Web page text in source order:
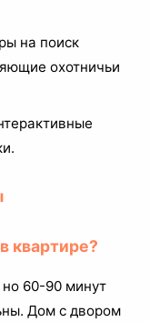
на поиск
охотничьи
квартире?
60-90 минут
Дом с двором